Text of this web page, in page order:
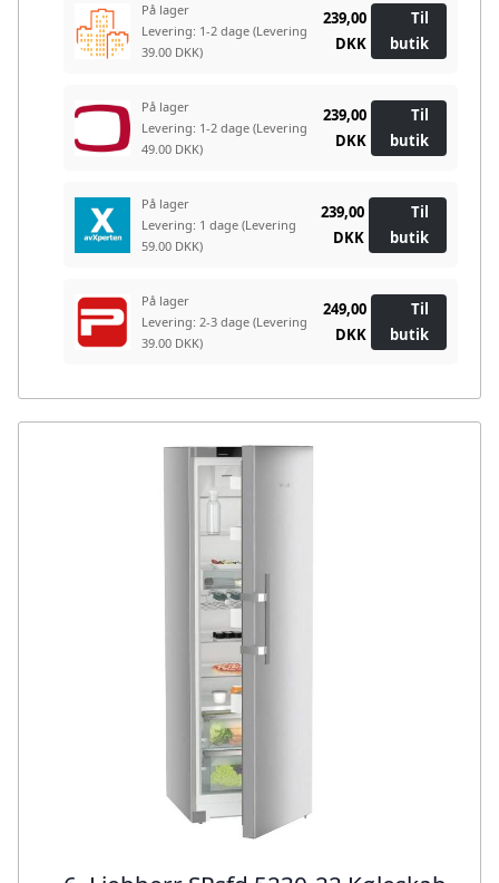
På lager
Levering: 1-2 dage (Levering
39.00 DKK)
239,00
DKK
Til
butik
På lager
Levering: 1-2 dage (Levering
49.00 DKK)
239,00
DKK
Til
butik
På lager
Levering: 1 dage (Levering
59.00 DKK)
239,00
DKK
Til
butik
På lager
Levering: 2-3 dage (Levering
39.00 DKK)
249,00
DKK
Til
butik